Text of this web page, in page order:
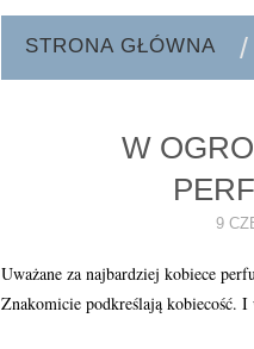
STRONA GŁÓWNA
W
9
Uważane za najbardziej kobiece
Znakomicie podkreślają kobiecość. I